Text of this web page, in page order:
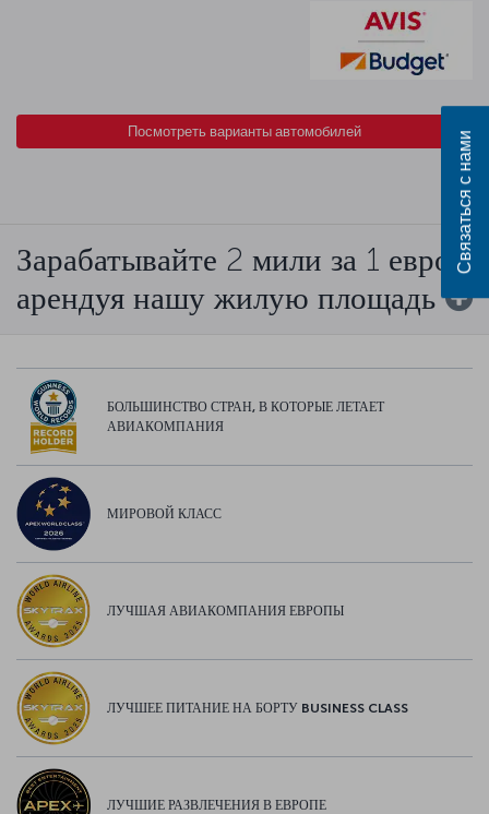
Посмотреть варианты автомобилей
Зарабатывайте 2 мили за 1 евро,
арендуя нашу жилую площадь
БОЛЬШИНСТВО СТРАН, В КОТОРЫЕ ЛЕТАЕТ
АВИАКОМПАНИЯ
МИРОВОЙ КЛАСС
ЛУЧШАЯ АВИАКОМПАНИЯ ЕВРОПЫ
ЛУЧШЕЕ ПИТАНИЕ НА БОРТУ BUSINESS CLASS
ЛУЧШИЕ РАЗВЛЕЧЕНИЯ В ЕВРОПЕ
Связаться с нами